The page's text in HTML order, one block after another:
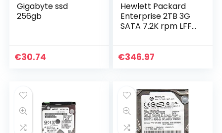
Gigabyte ssd
256gb
€30.74
Hewlett Packard
Enterprise 2TB 3G
SATA 7.2K rpm LFF
Warranty Hard
€346.97